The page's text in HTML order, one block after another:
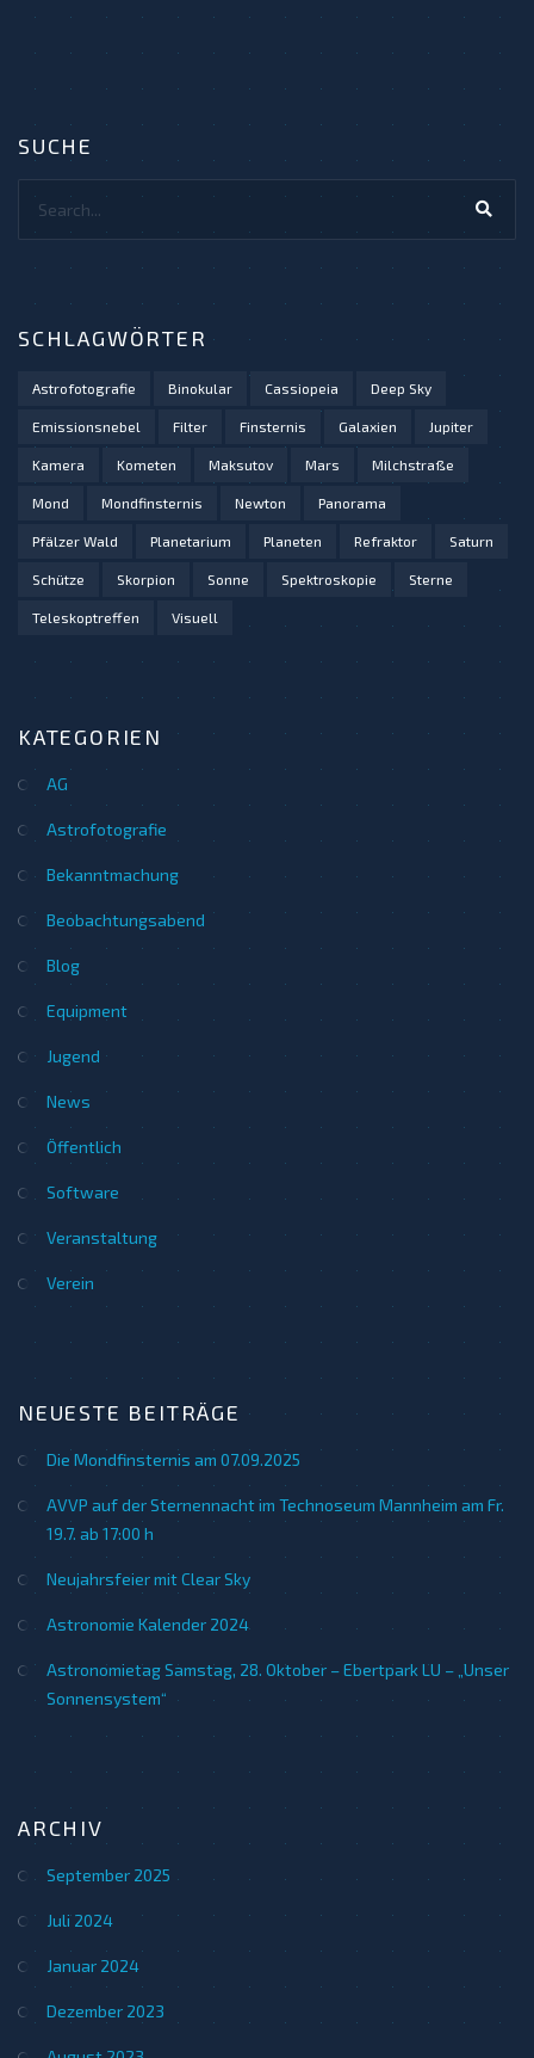
SUCHE
Search...
SCHLAGWÖRTER
Astrofotografie Binokular Cassiopeia Deep Sky
Emissionsnebel Filter Finsternis Galaxien Jupiter
Kamera Kometen Maksutov Mars Milchstraße
Mond Mondfinsternis Newton Panorama
Pfälzer Wald Planetarium Planeten Refraktor Saturn
Schütze Skorpion Sonne Spektroskopie Sterne
Teleskoptreffen Visuell
KATEGORIEN
AG
Astrofotografie
Bekanntmachung
Beobachtungsabend
Blog
Equipment
Jugend
News
Öffentlich
Software
Veranstaltung
Verein
NEUESTE BEITRÄGE
Die Mondfinsternis am 07.09.2025
AVVP auf der Sternennacht im Technoseum Mannheim am Fr.
19.7. ab 17:00 h
Neujahrsfeier mit Clear Sky
Astronomie Kalender 2024
Astronomietag Samstag, 28. Oktober – Ebertpark LU – „Unser
Sonnensystem“
ARCHIV
September 2025
Juli 2024
Januar 2024
Dezember 2023